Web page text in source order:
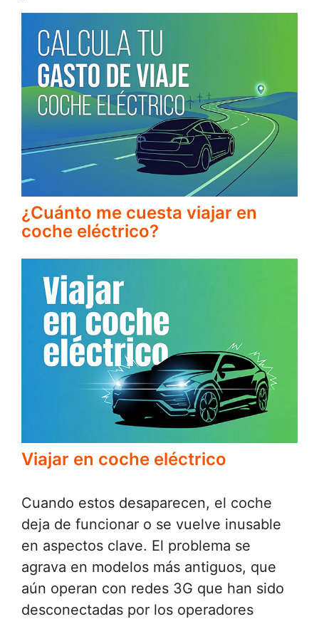
¿Cuánto me cuesta viajar en
coche eléctrico?
Viajar en coche eléctrico
Cuando estos desaparecen, el coche
deja de funcionar o se vuelve inusable
en aspectos clave. El problema se
agrava en modelos más antiguos, que
aún operan con redes 3G que han sido
desconectadas por los operadores